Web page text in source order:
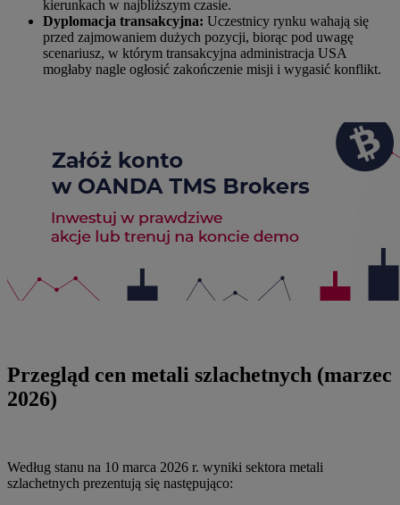
kierunkach w najbliższym czasie.
Dyplomacja transakcyjna: Uczestnicy rynku wahają się
przed zajmowaniem dużych pozycji, biorąc pod uwagę
scenariusz, w którym transakcyjna administracja USA
mogłaby nagle ogłosić zakończenie misji i wygasić konflikt.
Przegląd cen metali szlachetnych (marzec
2026)
Według stanu na 10 marca 2026 r. wyniki sektora metali
szlachetnych prezentują się następująco: